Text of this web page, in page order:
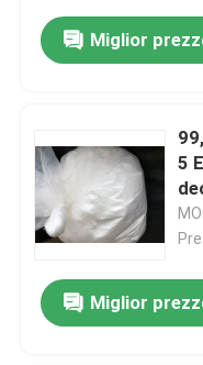
Richieda una
Materiale
Prodotti chimici
Materiali
Miglior
5
Miglior